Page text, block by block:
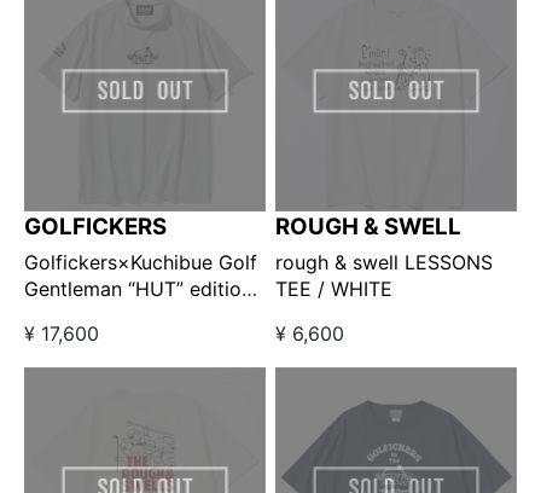
GOLFICKERS
Golfickers×Kuchibue Golf
Gentleman “HUT” edition
グレー
¥ 17,600
ROUGH & SWELL
rough & swell LESSONS
TEE / WHITE
¥ 6,600